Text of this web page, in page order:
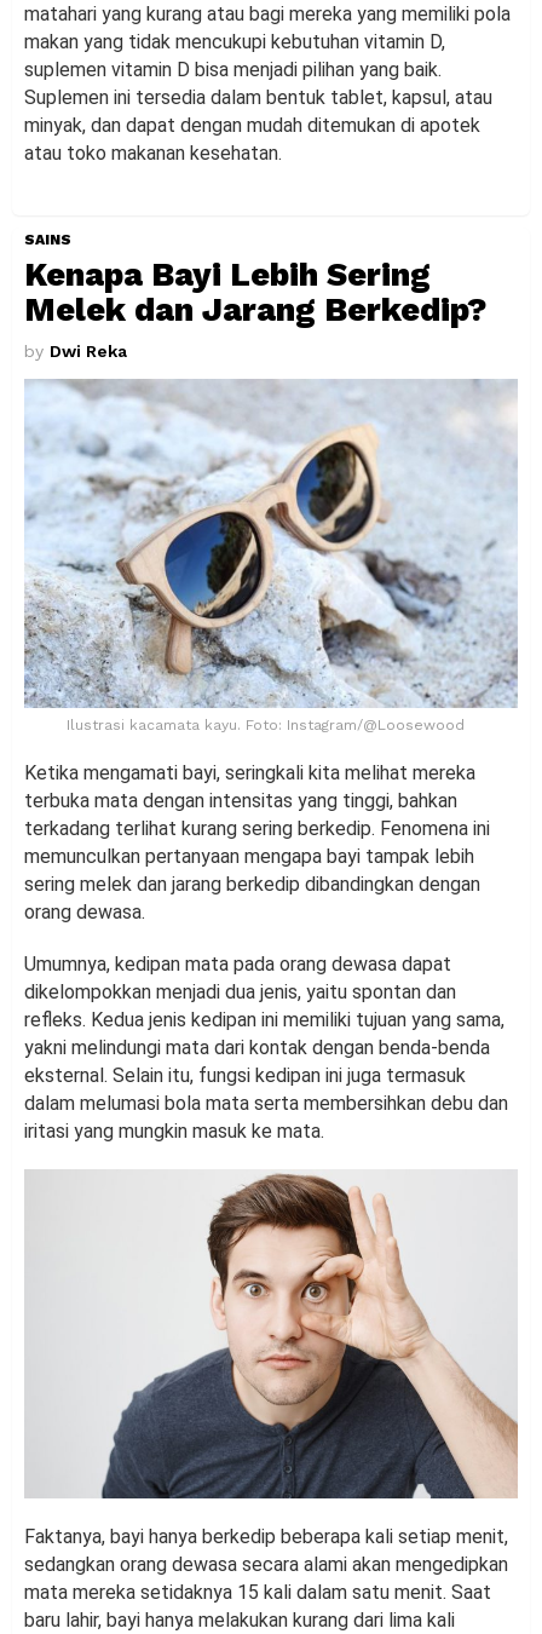
matahari yang kurang atau bagi mereka yang memiliki pola
makan yang tidak mencukupi kebutuhan vitamin D,
suplemen vitamin D bisa menjadi pilihan yang baik.
Suplemen ini tersedia dalam bentuk tablet, kapsul, atau
minyak, dan dapat dengan mudah ditemukan di apotek
atau toko makanan kesehatan.
SAINS
Kenapa Bayi Lebih Sering
Melek dan Jarang Berkedip?
by Dwi Reka
Ilustrasi kacamata kayu. Foto: Instagram/@Loosewood
Ketika mengamati bayi, seringkali kita melihat mereka
terbuka mata dengan intensitas yang tinggi, bahkan
terkadang terlihat kurang sering berkedip. Fenomena ini
memunculkan pertanyaan mengapa bayi tampak lebih
sering melek dan jarang berkedip dibandingkan dengan
orang dewasa.
Umumnya, kedipan mata pada orang dewasa dapat
dikelompokkan menjadi dua jenis, yaitu spontan dan
refleks. Kedua jenis kedipan ini memiliki tujuan yang sama,
yakni melindungi mata dari kontak dengan benda-benda
eksternal. Selain itu, fungsi kedipan ini juga termasuk
dalam melumasi bola mata serta membersihkan debu dan
iritasi yang mungkin masuk ke mata.
Faktanya, bayi hanya berkedip beberapa kali setiap menit,
sedangkan orang dewasa secara alami akan mengedipkan
mata mereka setidaknya 15 kali dalam satu menit. Saat
baru lahir, bayi hanya melakukan kurang dari lima kali